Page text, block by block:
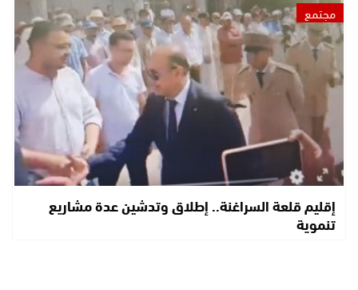
مجتمع
إقليم قلعة السراغنة.. إطلاق وتدشين عدة مشاريع
تنموية